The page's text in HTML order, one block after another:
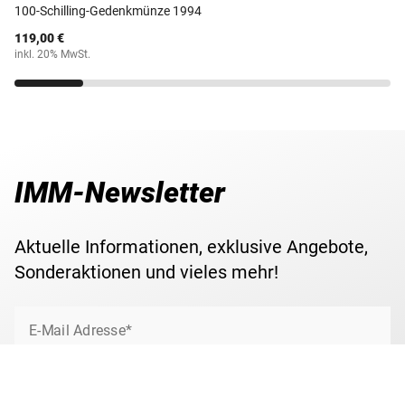
100-Schilling-Gedenkmünze 1994
119,00 €
inkl. 20% MwSt.
IMM-Newsletter
Aktuelle Informationen, exklusive Angebote,
Sonderaktionen und vieles mehr!
E-Mail Adresse*